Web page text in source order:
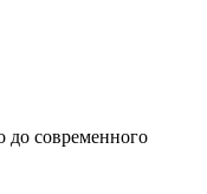
до современного